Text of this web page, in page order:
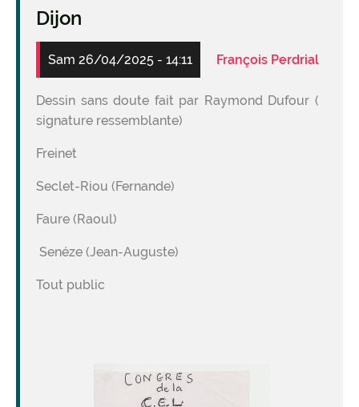
Dijon
Sam 26/04/2025 - 14:11 François Perdrial
Dessin sans doute fait par Raymond Dufour (
signature ressemblante)
Freinet
Seclet-Riou (Fernande)
Faure (Raoul)
Senéze (Jean-Auguste)
Tout public
Image